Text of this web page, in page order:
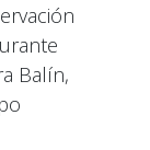
Balín,